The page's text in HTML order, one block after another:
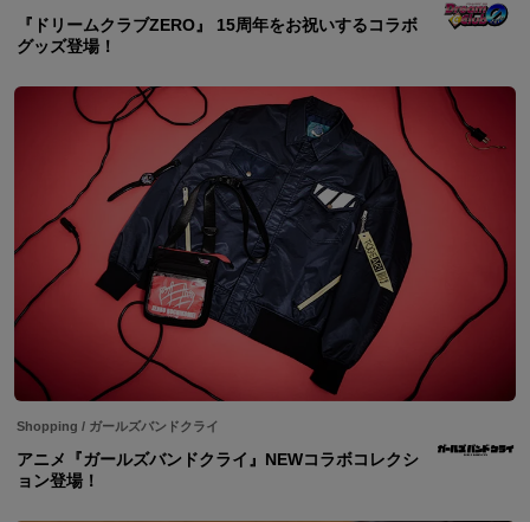
『ドリームクラブZERO』 15周年をお祝いするコラボ
グッズ登場！
Shopping / ガールズバンドクライ
アニメ『ガールズバンドクライ』NEWコラボコレクシ
ョン登場！